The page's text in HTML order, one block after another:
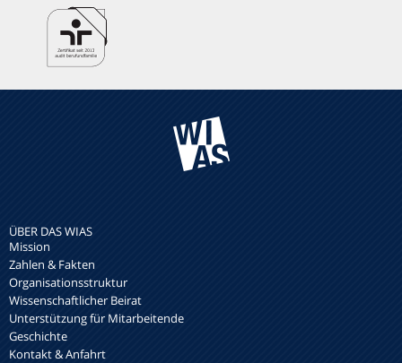
ÜBER DAS WIAS
Mission
Zahlen & Fakten
Organisationsstruktur
Wissenschaftlicher Beirat
Unterstützung für Mitarbeitende
Geschichte
Kontakt & Anfahrt